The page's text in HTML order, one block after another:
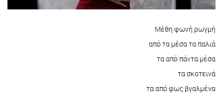
Μέθη φωνή ρωγμή
από τα μέσα τα παλιά
τα από πάντα μέσα
τα σκοτεινά
τα από φως βγαλμένα